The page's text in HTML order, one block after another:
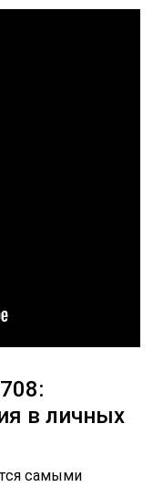
в личных
самыми